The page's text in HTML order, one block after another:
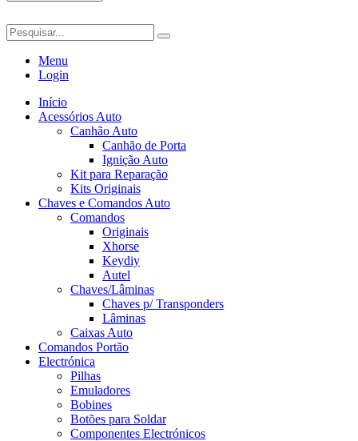
Menu
Login
Início
Acessórios Auto
Canhão Auto
Canhão de Porta
Ignição Auto
Kit para Reparação
Kits Originais
Chaves e Comandos Auto
Comandos
Originais
Xhorse
Keydiy
Autel
Chaves/Lâminas
Chaves p/ Transponders
Lâminas
Caixas Auto
Comandos Portão
Electrónica
Pilhas
Emuladores
Bobines
Botões para Soldar
Componentes Electrónicos